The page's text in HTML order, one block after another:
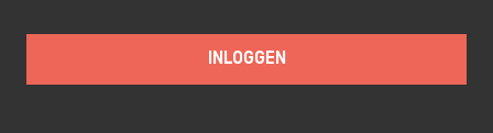
INLOGGEN